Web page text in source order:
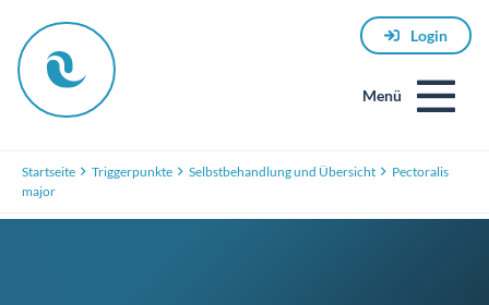
Login
Menü
Startseite Triggerpunkte Selbstbehandlung und Übersicht
Pectoralis
major